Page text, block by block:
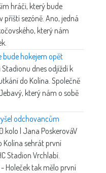
hráči, který bude
sezóně. Ano, jedná
který nám
bude hokejem opět
Stadionu dnes odjíždí k
do Kolína. Společně
který nám o sobě
odchovancům
| Jana PoskerováV
Kolína sehrát první
Stadion Vrchlabí.
Holeček tak mělo první